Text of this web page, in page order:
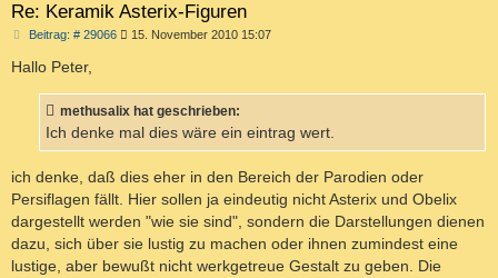
Re: Keramik Asterix-Figuren
Beitrag: # 29066B
r
a
15. November 2010 15:07
Hallo Peter,
methusalix hat geschrieben:
Ich denke mal dies wäre ein eintrag wert.
ich denke, daß dies eher in den Bereich der Parodien oder
Persiflagen fällt. Hier sollen ja eindeutig nicht Asterix und Obelix
dargestellt werden "wie sie sind", sondern die Darstellungen dienen
dazu, sich über sie lustig zu machen oder ihnen zumindest eine
lustige, aber bewußt nicht werkgetreue Gestalt zu geben. Die